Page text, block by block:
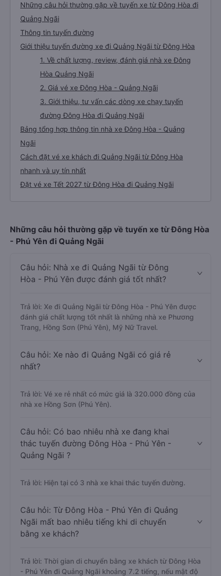
Những câu hỏi thường gặp về tuyến xe từ Đông Hòa đi
Quảng Ngãi
Thông tin tuyến đường
Giới thiệu tuyến đường xe đi Quảng Ngãi từ Đông Hòa
1. Về chất lượng, review, đánh giá nhà xe Đông
Hòa Quảng Ngãi
2. Giá vé xe Đông Hòa - Quảng Ngãi
3. Giới thiệu, tư vấn các dòng xe chạy tuyến
đường Đông Hòa đi Quảng Ngãi
Bảng tổng hợp thông tin nhà xe Đông Hòa - Quảng
Ngãi
Cách đặt vé xe khách đi Quảng Ngãi từ Đông Hòa
nhanh và uy tín nhất
Đặt vé xe Tết 2027 từ Đông Hòa đi Quảng Ngãi
Những câu hỏi thường gặp về tuyến xe từ Đông Hòa
- Phú Yên đi Quảng Ngãi
Câu hỏi: Nhà xe đi Quảng Ngãi từ Đông
Hòa - Phú Yên được đánh giá tốt nhất?
Trả lời: Xe đi Quảng Ngãi từ Đông Hòa - Phú Yên được
đánh giá chất lượng tốt nhất là những nhà xe Phương
Trang, Hồng Sơn (Phú Yên), Mỹ Nữ Travel.
Câu hỏi: Xe nào đi Quảng Ngãi có giá rẻ
nhất?
Trả lời: Vé xe rẻ nhất có mức giá là 320.000 đồng của
nhà xe Hồng Sơn (Phú Yên).
Câu hỏi: Có bao nhiêu nhà xe đang khai
thác tuyến đường Đông Hòa - Phú Yên -
Quảng Ngãi ?
Trả lời: Hiện tại có 3 nhà xe khai thác tuyến đường.
Câu hỏi: Từ Đông Hòa - Phú Yên đi Quảng
Ngãi mất bao nhiêu tiếng khi di chuyển
bằng xe khách?
Trả lời: Thời gian di chuyển bằng xe khách từ Đông Hòa
- Phú Yên đi Quảng Ngãi khoảng 7.2 tiếng, nếu mật độ